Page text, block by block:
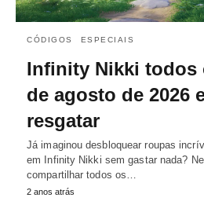
CÓDIGOS ESPECIAIS
Infinity Nikki todos
de agosto de 2026
resgatar
Já imaginou desbloquear roupas
em Infinity Nikki sem gastar nada?
compartilhar todos os…
2 anos atrás